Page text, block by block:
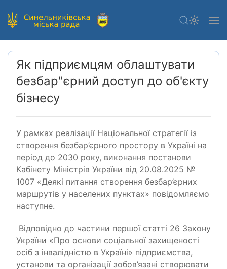
Як підприємцям облаштувати
безбар"єрний доступ до об'єкту
бізнесу
У рамках реалізації Національної стратегії із
створення безбар’єрного простору в Україні на
період до 2030 року, виконання постанови
Кабінету Міністрів України від 20.08.2025 №
1007 «Деякі питання створення безбар’єрних
маршрутів у населених пунктах» повідомляємо
наступне.
Відповідно до частини першої статті 26 Закону
України «Про основи соціальної захищеності
осіб з інвалідністю в Україні» підприємства,
установи та організації зобов’язані створювати